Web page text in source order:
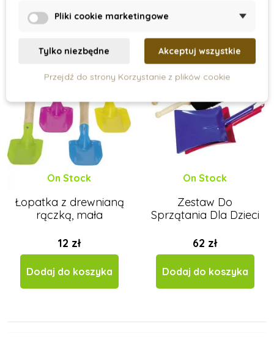
Montessori wyposażenie
On Stock
Łopatka z drewnianą
rączką, mała
12 zł
Dodaj do koszyka
On Stock
Zestaw Do
Sprzątania Dla Dzieci
62 zł
Dodaj do koszyka
Pliki cookie marketingowe
Tylko niezbędne Akceptuj wszystkie
Przejdź do strony Korzystanie z plików cookie